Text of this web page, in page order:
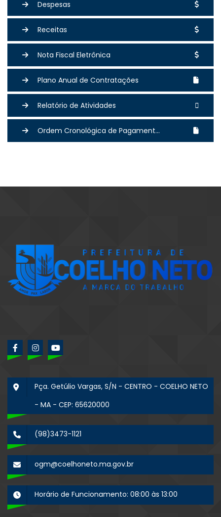
Despesas
Receitas
Nota Fiscal Eletrônica
Plano Anual de Contratações
Relatório de Atividades
Ordem Cronológica de Pagament...
Pça. Getúlio Vargas, S/N - CENTRO - COELHO NETO
- MA - CEP: 65620000
(98)3473-1121
ogm@coelhoneto.ma.gov.br
Horário de Funcionamento: 08:00 às 13:00